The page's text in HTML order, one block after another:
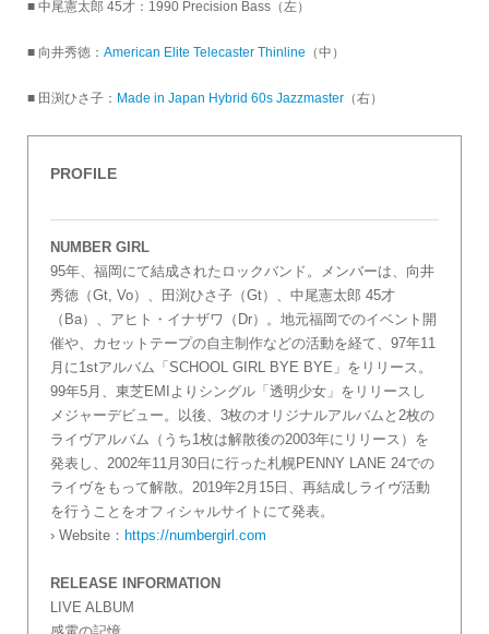
■ 中尾憲太郎 45才：1990 Precision Bass（左）
■ 向井秀徳： American Elite Telecaster Thinline （中）
■ 田渕ひさ子： Made in Japan Hybrid 60s Jazzmaster（右）
PROFILE
NUMBER GIRL
95年、福岡にて結成されたロックバンド。メンバーは、向井
秀徳（Gt, Vo）、田渕ひさ子（Gt）、中尾憲太郎 45才
（Ba）、アヒト・イナザワ（Dr）。地元福岡でのイベント開
催や、カセットテープの自主制作などの活動を経て、97年11
月に1stアルバム「SCHOOL GIRL BYE BYE」をリリース。
99年5月、東芝EMIよりシングル「透明少女」をリリースし
メジャーデビュー。以後、3枚のオリジナルアルバムと2枚の
ライヴアルバム（うち1枚は解散後の2003年にリリース）を
発表し、2002年11月30日に行った札幌PENNY LANE 24での
ライヴをもって解散。2019年2月15日、再結成しライヴ活動
を行うことをオフィシャルサイトにて発表。
› Website： https://numbergirl.com
RELEASE INFORMATION
LIVE ALBUM